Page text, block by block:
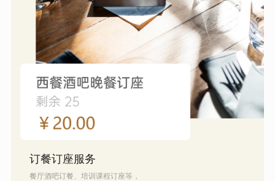
订餐订座服务
餐厅酒吧订餐、培训课程订座等，